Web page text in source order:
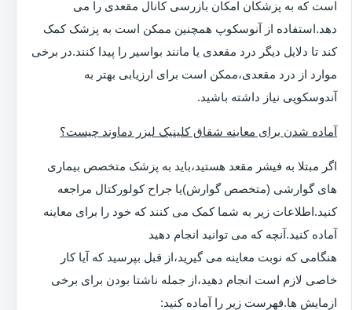
است که به پزشکان امکان بازرسی کانال مقعدی را می
دهد.استفاده از آنوسکوپ همچنین ممکن است به پزشک کمک
کند تا دلایل دیگر درد مقعدی یا مانند بواسیر را پیدا کنند.در برخی
موارد از درد مقعدی،ممکن است برای ارزیابی بهتر به
آندوسکوپی نیاز داشته باشید.
آماده شدن برای معاینه شقاق کلینیک لیزر دماوند چیست؟
اگر مبتلا به فیشر مقعد هستید،باید به پزشک متخصص بیماری
های گوارشی (متخصص گوارش)یا جراح کولورکتال مراجعه
کنید.اطلاعات زیر به شما کمک می کنند که خود را برای معاینه
آماده کنید.آنچه که می توانید انجام دهید
هنگامی که نوبت معاینه می گیرید،از قبل بپرسید که آیا کار
خاصی لازم است انجام دهید،از جمله ناشتا بودن برای برخی
ازمایش ها.فهرست زیر را آماده کنید: